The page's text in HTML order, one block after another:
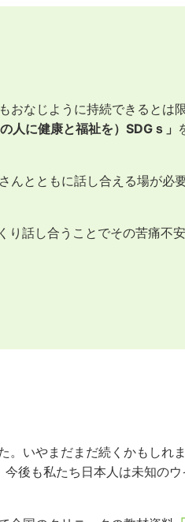
なじように持続できるとは限
人に健康と福祉を）SDGｓ」
とともに話し合える場が必要
話し合うことでその苦痛不
いやまだまだ続くかもしれま
後も私たち日本人は未知の